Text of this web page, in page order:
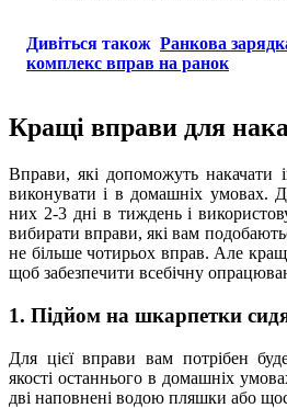
Дивіться також Ранкова
комплекс вправ на ранок
Кращі вправи для
Вправи, які допоможуть накачати
виконувати і в домашніх умовах.
них 2-3 дні в тиждень і
вибирати вправи, які вам
не більше чотирьох вправ. Але
щоб забезпечити всебічну
1. Підйом на шкарпетки
Для цієї вправи вам потрібен
якості останнього в домашніх
дві наповнені водою пляшки або